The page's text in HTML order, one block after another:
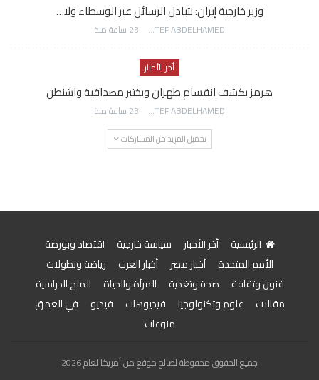
وزير خارجية إيران: نتبادل الرسائل عبر الوسطاء ولا…
AWATEF ABDELHAMED 23 ساعة منذ
أخر الأخبار
هرمز يكشف انقسام طهران ويختبر مصداقية واشنطن
AWATEF ABDELHAMED 23 ساعة منذ
تحميل المزيد من المشاركات
الرئيسية أخر الأخبار سياسة خارجية
اقتصاد وبورصة
الأمم المتحدة
أخبار مصر أخبار العرب
رياضة وبطولات
فنون وثقافة
صحة وتغذية المرأة والحياة
المنح الدراسية
مقالات
علوم وتكنولوجيا فيديوهات فيديو
في العمق
منوعات
جميع الحقوق محفوظة لصالح موقع من أمريكا لعام 2026